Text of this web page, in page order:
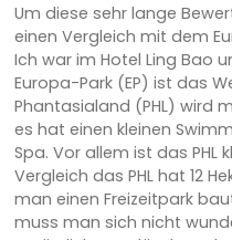
Um diese sehr lange
einen Vergleich mit dem
Ich war im Hotel Ling Bao
Europa-Park (EP) ist das
Phantasialand (PHL) wird
es hat einen kleinen
Spa. Vor allem ist das PHL
Vergleich das PHL hat 12
man einen Freizeitpark
muss man sich nicht